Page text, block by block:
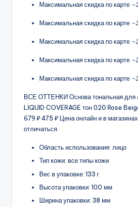
Максимальная скидка по карте -
Максимальная скидка по карте -
Максимальная скидка по карте -
Максимальная скидка по карте -
Максимальная скидка по карте -
ВСЕ ОТТЕНКИ Основа тональная для
LIQUID COVERAGE тон 020 Rose
679 ₽ 475 ₽ Цена онлайн и в
отличаться.
Область использования: лицо
Тип кожи: все типы кожи
Вес в упаковке: 133 г
Высота упаковки: 100 мм
Ширина упаковки: 38 мм